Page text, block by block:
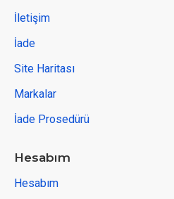
İletişim
İade
Site Haritası
Markalar
İade Prosedürü
Hesabım
Hesabım